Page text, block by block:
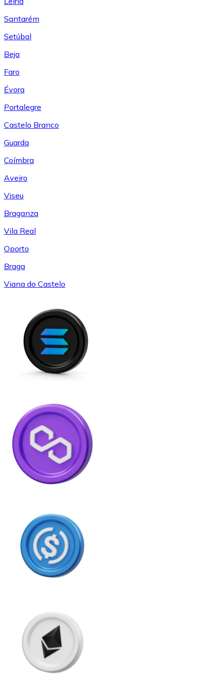
Santarém
Setúbal
Beja
Faro
Évora
Portalegre
Castelo Branco
Guarda
Coímbra
Aveiro
Viseu
Braganza
Vila Real
Oporto
Braga
Viana do Castelo